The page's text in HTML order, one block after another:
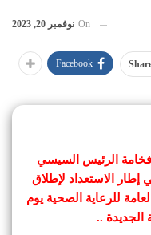
On نوفمبر 20, 2023
Facebook
تدشين فخامة الرئيس السيسي
الاستعداد لإطلاق
للرعاية الصحية يوم